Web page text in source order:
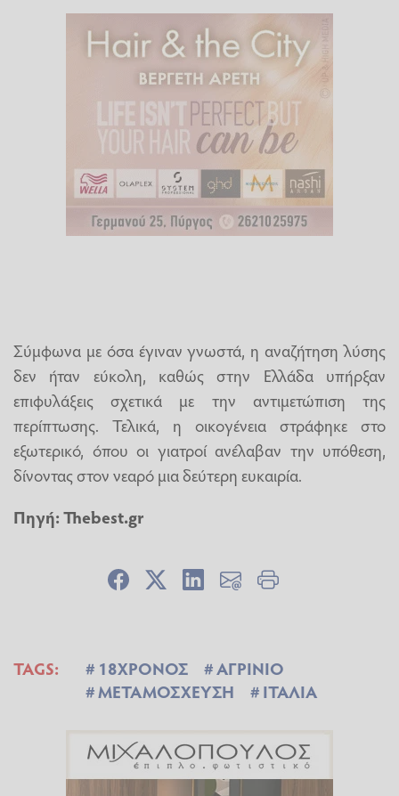
Σύμφωνα με όσα έγιναν γνωστά, η αναζήτηση λύσης
δεν ήταν εύκολη, καθώς στην Ελλάδα υπήρξαν
επιφυλάξεις σχετικά με την αντιμετώπιση της
περίπτωσης. Τελικά, η οικογένεια στράφηκε στο
εξωτερικό, όπου οι γιατροί ανέλαβαν την υπόθεση,
δίνοντας στον νεαρό μια δεύτερη ευκαιρία.
Πηγή:Thebest.gr
TAGS: 18ΧΡΟΝΟΣ
ΑΓΡΙΝΙΟ
ΜΕΤΑΜΟΣΧΕΥΣΗ
ΙΤΑΛΙΑ